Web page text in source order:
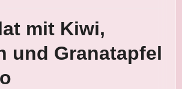
mit Kiwi,
und Granatapfel